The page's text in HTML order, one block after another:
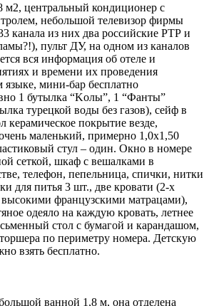
центральный кондиционер с
небольшой телевизор фирмы
канала из них два российские РТР и
пульт ДУ, на одном из каналов
вся информация об отеле и
и времени их проведения
языке, мини-бар бесплатно
1 бутылка “Kолы”, 1 “Фанты”
турецкой воды без газов), сейф в
керамическое покрытие везде,
маленький, примерно 1,0х1,50
стул – один. Окно в номере
сеткой, шкаф с вешалками в
телефон, пепельница, спички, нитки
для питья 3 шт., две кровати (2-х
высокими французскими матрацами),
одеяло на каждую кровать, летнее
стол с бумагой и карандашом,
по периметру номера. Детскую
взять бесплатно.
ванной 1,8 м, она отделена